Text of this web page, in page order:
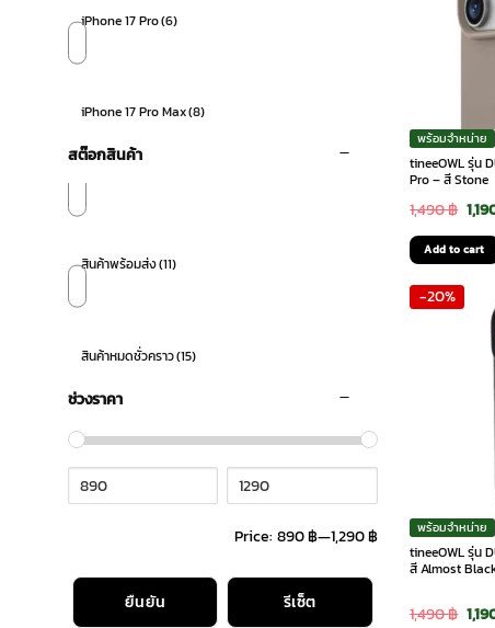
iPhone 17 Pro(6)
iPhone 17 Pro Max(8)
สต๊อกสินค้า
สินค้าพร้อมส่ง(11)
สินค้าหมดชั่วคราว(15)
ช่วงราคา
Price: 890 ฿—1,290 ฿
ยืนยัน รีเซ็ต
พร้อมจำหน่าย
tineeOWL รุ่น
Pro – สี Stone
1,490฿
was:
Add to cart
-20%
พร้อมจำหน่าย
tineeOWL รุ่น
สี Almost
1,490฿